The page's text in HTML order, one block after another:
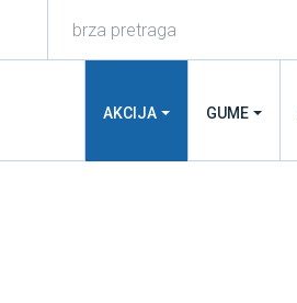
AKCIJA GUME